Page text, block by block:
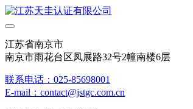
江苏省南京市
南京市雨花台区凤展路32号2幢南楼6层
联系电话：025-85698001
E-mail：contact@jstgc.com.cn